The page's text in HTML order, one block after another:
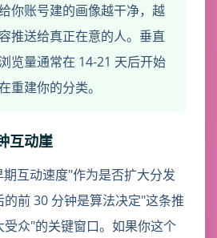
你账号建的画像越干净，越
推送给真正在意的人。垂直
览量通常在 14-21 天后开始
重建你的分类。
互动崖
互动速度"作为是否扩大分发
前 30 分钟是算法决定"这条推
众"的关键窗口。如果你这个